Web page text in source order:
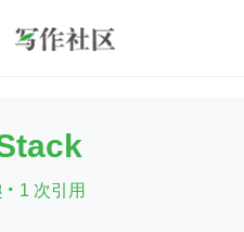
大数据
· 1 次引用